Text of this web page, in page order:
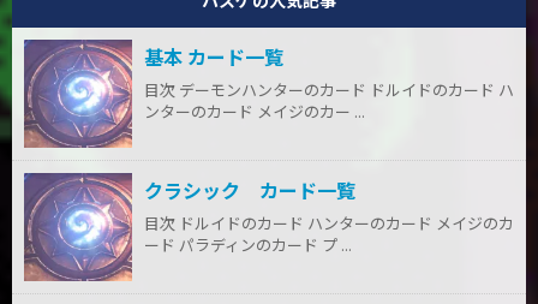
基本 カード一覧
目次 デーモンハンターのカード ドルイドのカード ハ
ンターのカード メイジのカー ...
クラシック カード一覧
目次 ドルイドのカード ハンターのカード メイジのカ
ード パラディンのカード プ ...